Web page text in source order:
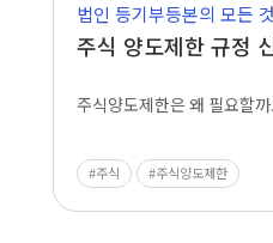
주식 양도제한 규정
주식양도제한은 왜 필요할
법인 등기부등본의 모든 것
주식 주식양도제한